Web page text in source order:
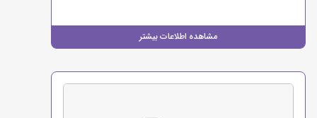
مشاهده اطلاعات بیشتر